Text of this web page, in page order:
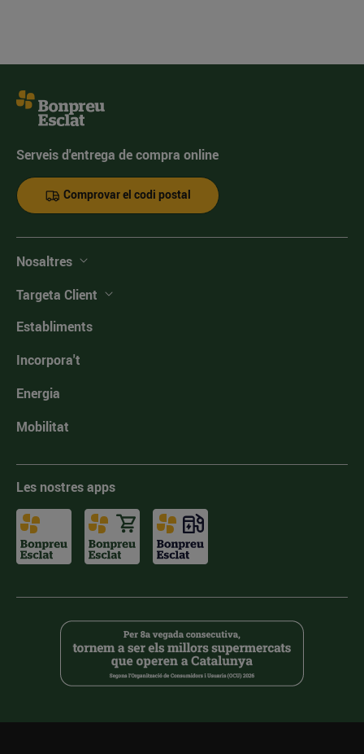
Serveis d'entrega de compra online
Comprovar el codi postal
Nosaltres
Targeta Client
Establiments
Incorpora't
Energia
Mobilitat
Les nostres apps